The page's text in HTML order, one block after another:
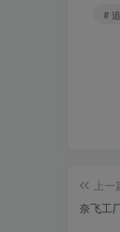
#
上一
奈飞工